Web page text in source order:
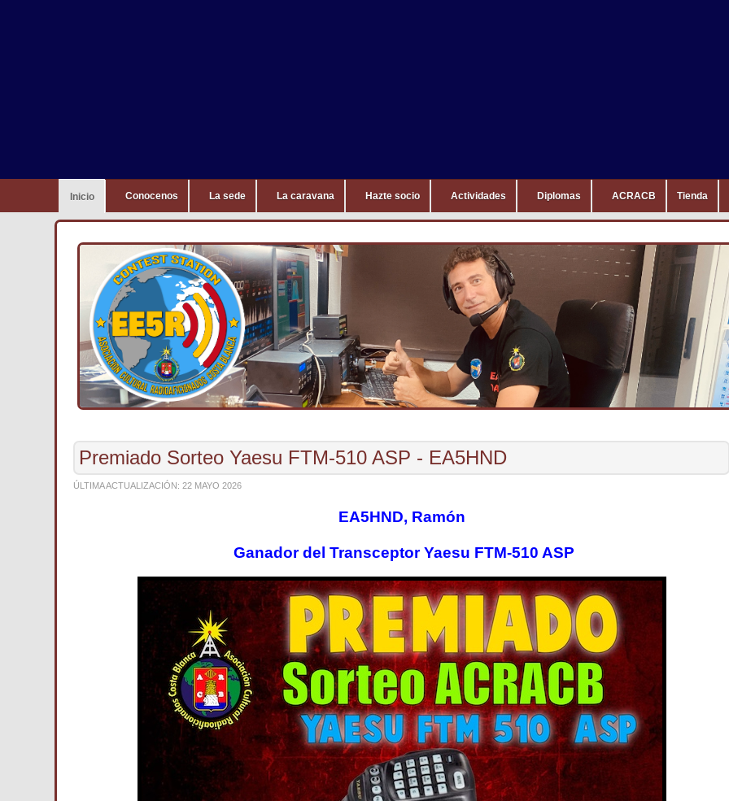
Inicio Conocenos La sede La caravana Hazte socio Actividades Diplomas ACRACB Tienda
Premiado Sorteo Yaesu FTM-510 ASP - EA5HND
ÚLTIMA ACTUALIZACIÓN: 22 MAYO 2026
EA5HND, Ramón
Ganador del Transceptor Yaesu FTM-510 ASP